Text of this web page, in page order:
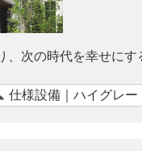
、次の時代を幸せに
仕様設備｜ハイグレー